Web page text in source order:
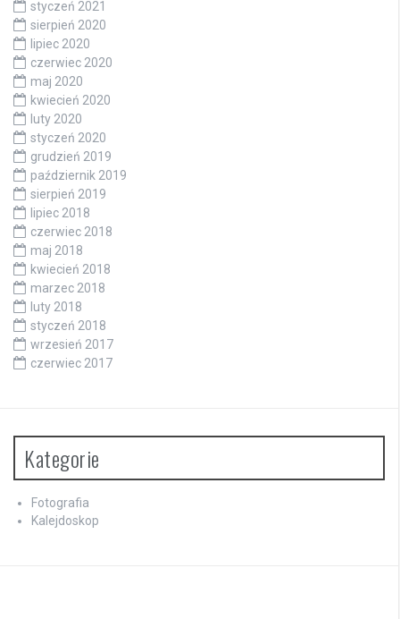
styczeń 2021
sierpień 2020
lipiec 2020
czerwiec 2020
maj 2020
kwiecień 2020
luty 2020
styczeń 2020
grudzień 2019
październik 2019
sierpień 2019
lipiec 2018
czerwiec 2018
maj 2018
kwiecień 2018
marzec 2018
luty 2018
styczeń 2018
wrzesień 2017
czerwiec 2017
Kategorie
Fotografia
Kalejdoskop